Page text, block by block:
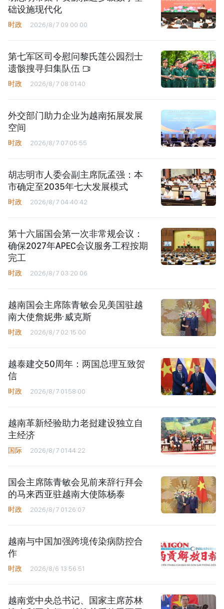
础设施现代化
时政 2026/8/7 09:00:00
第七军区司令慰问黎氏莲公园烈士
遗骸搜寻归集队伍
时政 2026/8/7 08:01:40
外交部门助力企业为越南拓展发展
空间
时政 2026/8/7 07:05:55
胡志明市人委会副主席阮孟强：本
市确定至2035年七大发展模式
时政 2026/8/7 04:40:42
第十六届国会第一次非常规会议：
确保2027年APEC会议服务工程按期
完工
时政 2026/8/7 03:20:06
越南国会主席陈青敏会见美国驻越
南大使詹妮弗·威克斯
时政 2026/8/7 02:15:00
越泰建交50周年：两国总理互致贺
信
时政 2026/8/7 01:58:00
越南革新经验助力老挝建设独立自
主经济
国际 2026/8/7 01:44:22
国会主席陈青敏会见前来辞行拜会
的马来西亚驻越南大使陈杨泰
时政 2026/8/7 01:26:07
越南与中国加强跨境传染病防控合
作
时政 2026/8/6 13:56:51
越南党中央总书记、国家主席苏林